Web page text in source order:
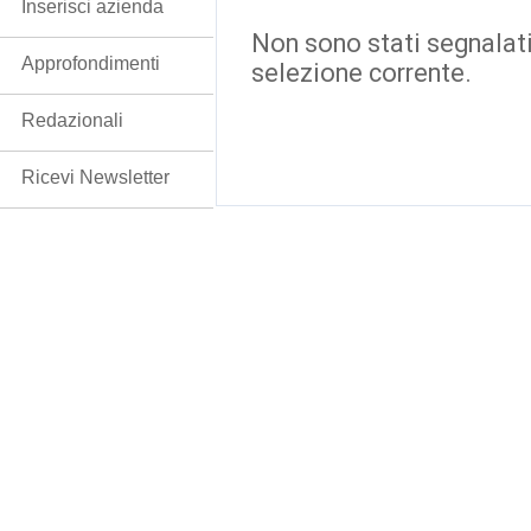
Non sono stati
selezione corrente.
Inserisci azienda
Approfondimenti
Redazionali
Ricevi Newsletter